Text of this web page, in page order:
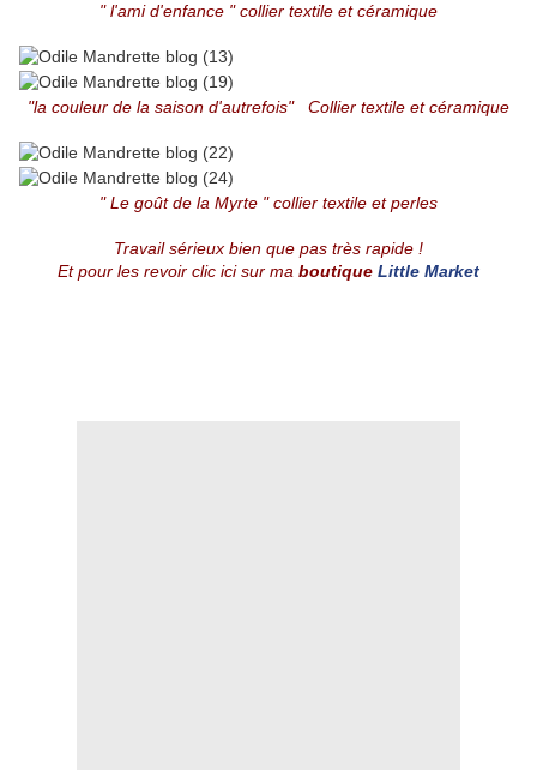
" l'ami d'enfance " collier textile et céramique
"la couleur de la saison d'autrefois" Collier textile et céramique
" Le goût de la Myrte " collier textile et perles
Travail sérieux bien que pas très rapide !
Et pour les revoir clic ici sur ma boutique Little Market